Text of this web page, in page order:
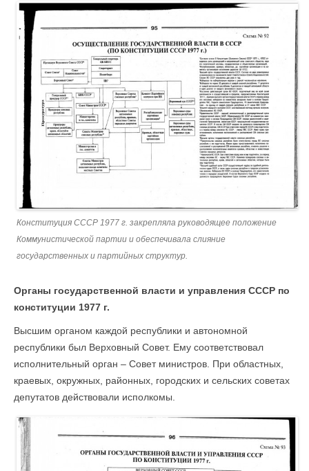
Конституция СССР 1977 г. закрепляла руководящее положение
Коммунистической партии и обеспечивала слияние
государственных и партийных структур.
Органы государственной власти и управления СССР по
конституции 1977 г.
Высшим органом каждой республики и автономной
республики был Верховный Совет. Ему соответствовал
исполнительный орган – Совет министров. При областных,
краевых, окружных, районных, городских и сельских советах
депутатов действовали исполкомы.